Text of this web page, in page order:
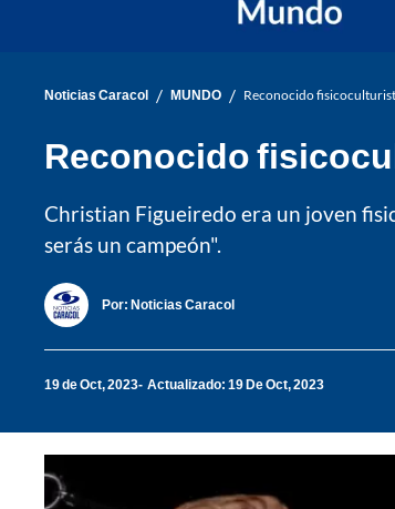
Noticias Caracol / MUNDO / Reconocido
Reconocido
Christian Figueiredo era un joven
serás un campeón".
Por: Noticias Caracol
19 de Oct, 2023 Actualizado: 19 De Oct, 2023